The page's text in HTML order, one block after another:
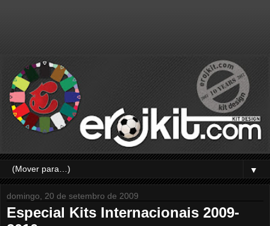
▼
domingo, 20 de setembro de 2009
Especial Kits Internacionais 2009-